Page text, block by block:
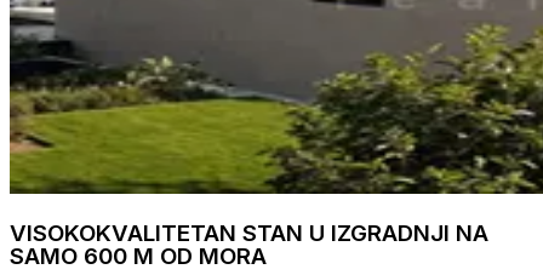
VISOKOKVALITETAN STAN U IZGRADNJI NA
SAMO 600 M OD MORA